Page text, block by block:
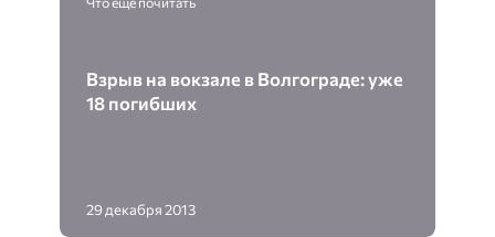
Взрыв на вокзале в Волгограде: уже
18 погибших
29 декабря 2013